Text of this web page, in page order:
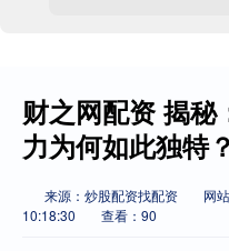
财之网配资 揭
力为何如此独特？
来源：炒股配资找配资 网
10:18:30
查看：90